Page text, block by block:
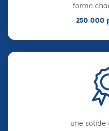
forme
250 000
une solide